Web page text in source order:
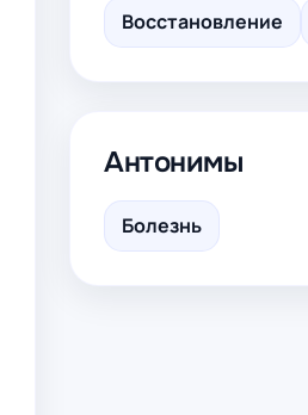
Восстановление
Антонимы
Болезнь